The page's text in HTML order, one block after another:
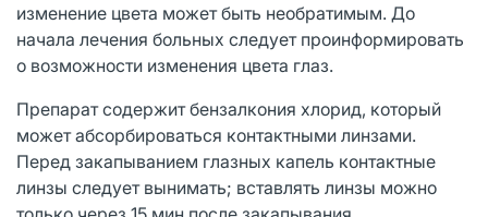
изменение цвета может быть необратимым. До
начала лечения больных следует проинформировать
о возможности изменения цвета глаз.
Препарат содержит бензалкония хлорид, который
может абсорбироваться контактными линзами.
Перед закапыванием глазных капель контактные
линзы следует вынимать; вставлять линзы можно